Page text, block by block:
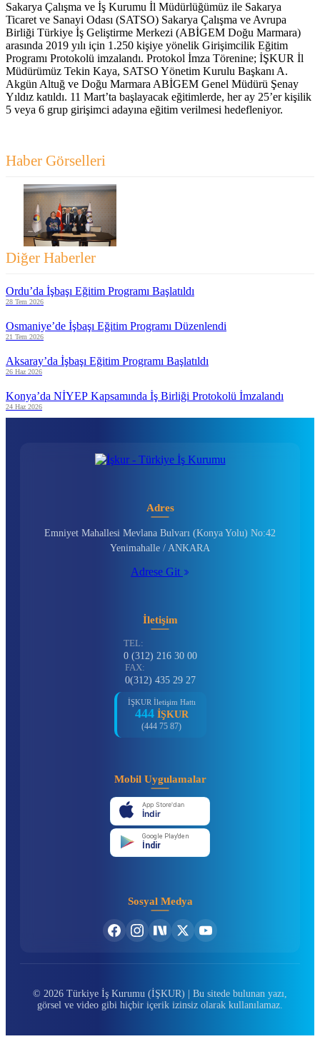
Sakarya Çalışma ve İş Kurumu İl Müdürlüğümüz ile Sakarya
Ticaret ve Sanayi Odası (SATSO) Sakarya Çalışma ve Avrupa
Birliği Türkiye İş Geliştirme Merkezi (ABİGEM Doğu Marmara)
arasında 2019 yılı için 1.250 kişiye yönelik Girişimcilik Eğitim
Programı Protokolü imzalandı. Protokol İmza Törenine; İŞKUR İl
Müdürümüz Tekin Kaya, SATSO Yönetim Kurulu Başkanı A.
Akgün Altuğ ve Doğu Marmara ABİGEM Genel Müdürü Şenay
Yıldız katıldı. 11 Mart’ta başlayacak eğitimlerde, her ay 25’er kişilik
5 veya 6 grup girişimci adayına eğitim verilmesi hedefleniyor.
Haber Görselleri
Diğer Haberler
Ordu’da İşbaşı Eğitim Programı Başlatıldı
28 Tem 2026
Osmaniye’de İşbaşı Eğitim Programı Düzenlendi
21 Tem 2026
Aksaray’da İşbaşı Eğitim Programı Başlatıldı
26 Haz 2026
Konya’da NİYEP Kapsamında İş Birliği Protokolü İmzalandı
24 Haz 2026
Adres
Emniyet Mahallesi Mevlana Bulvarı (Konya Yolu) No:42
Yenimahalle / ANKARA
Adrese Git
İletişim
TEL:
0 (312) 216 30 00
FAX:
0(312) 435 29 27
İŞKUR İletişim Hattı
444 İŞKUR
(444 75 87)
Mobil Uygulamalar
App Store'dan
İndir
Google Play'den
İndir
Sosyal Medya
© 2026 Türkiye İş Kurumu (İŞKUR) | Bu sitede bulunan yazı,
görsel ve video gibi hiçbir içerik izinsiz olarak kullanılamaz.